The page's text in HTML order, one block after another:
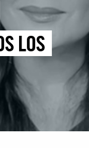
LOS